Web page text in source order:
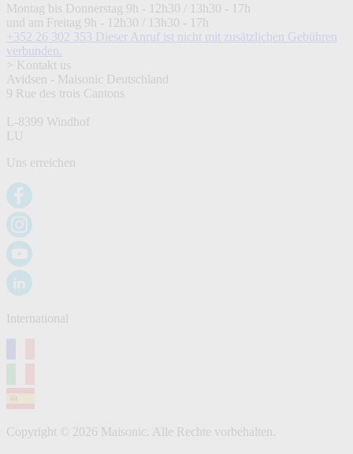
Montag bis Donnerstag 9h - 12h30 / 13h30 - 17h
und am Freitag 9h - 12h30 / 13h30 - 17h
+352 26 302 353 Dieser Anruf ist nicht mit zusätzlichen Gebühren
verbunden.
> Kontakt us
Avidsen - Maisonic Deutschland
9 Rue des trois Cantons
L-8399 Windhof
LU
Uns erreichen
International
Copyright © 2026 Maisonic. Alle Rechte vorbehalten.